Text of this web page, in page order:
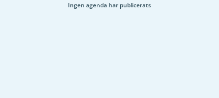
Ingen agenda har publicerats